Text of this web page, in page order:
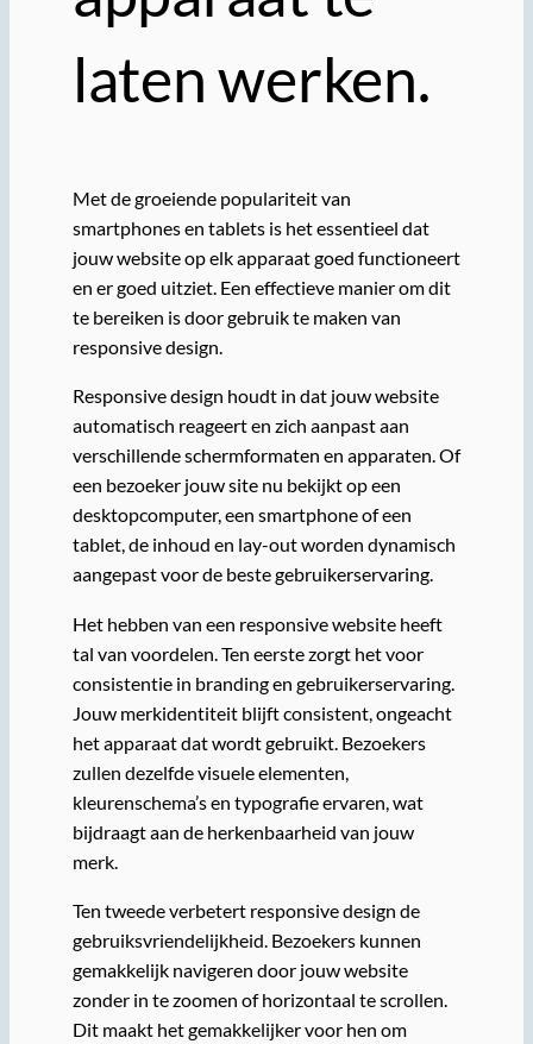
laten werken.
Met de groeiende populariteit van
smartphones en tablets is het essentieel dat
jouw website op elk apparaat goed functioneert
en er goed uitziet. Een effectieve manier om dit
te bereiken is door gebruik te maken van
responsive design.
Responsive design houdt in dat jouw website
automatisch reageert en zich aanpast aan
verschillende schermformaten en apparaten. Of
een bezoeker jouw site nu bekijkt op een
desktopcomputer, een smartphone of een
tablet, de inhoud en lay-out worden dynamisch
aangepast voor de beste gebruikerservaring.
Het hebben van een responsive website heeft
tal van voordelen. Ten eerste zorgt het voor
consistentie in branding en gebruikerservaring.
Jouw merkidentiteit blijft consistent, ongeacht
het apparaat dat wordt gebruikt. Bezoekers
zullen dezelfde visuele elementen,
kleurenschema’s en typografie ervaren, wat
bijdraagt aan de herkenbaarheid van jouw
merk.
Ten tweede verbetert responsive design de
gebruiksvriendelijkheid. Bezoekers kunnen
gemakkelijk navigeren door jouw website
zonder in te zoomen of horizontaal te scrollen.
Dit maakt het gemakkelijker voor hen om